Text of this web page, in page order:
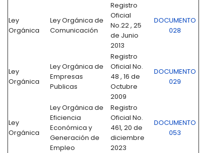
Ley
Orgánica
Ley Orgánica de
Comunicación
Registro
Oficial
No.22 , 25
de Junio
2013
DOCUMENTO
028
Ley
Orgánica
Ley Orgánica de
Empresas
Publicas
Registro
Oficial No.
48 , 16 de
Octubre
2009
DOCUMENTO
029
Ley
Orgánica
Ley Orgánica de
Eficiencia
Económica y
Generación de
Empleo
Registro
Oficial No.
461, 20 de
diciembre
2023
DOCUMENTO
053